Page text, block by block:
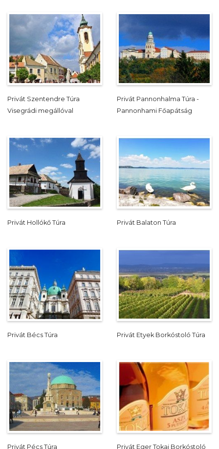
Privát Szentendre Túra
Visegrádi megállóval
Privát Pannonhalma Túra -
Pannonhami Főapátság
Privát Hollókő Túra Privát Balaton Túra
Privát Bécs Túra Privát Etyek Borkóstoló Túra
Privát Pécs Túra Privát Eger Tokaj Borkóstoló